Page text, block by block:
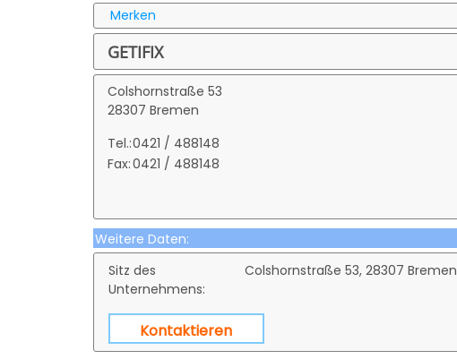
Merken
GETIFIX
Colshornstraße 53
28307 Bremen
Tel.:0421 / 488148
Fax:0421 / 488148
Weitere Daten:
Sitz des
Unternehmens:
Colshornstraße 53, 28307 Bremen
Kontaktieren